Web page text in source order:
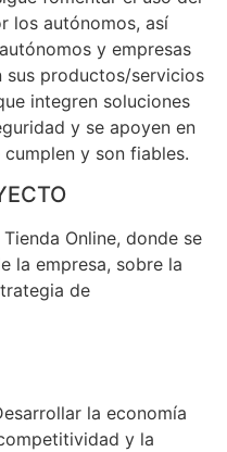
los autónomos, así
y empresas
sus productos/servicios
integren soluciones
y se apoyen en
y son fiables.
Online, donde se
la empresa, sobre la
de
la economía
y la